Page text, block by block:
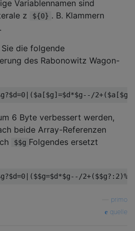
Variablennamen sind
z
${0} . B. Klammern
die folgende
des Rabonowitz Wagon-
?$d=0 |($a [$g]=$d*$g-- /
6 Byte verbessert werden,
beide Array-Referenzen
$$g Folgendes ersetzt
?$d=0 |($$g=$d*$g-- /
primo
quelle